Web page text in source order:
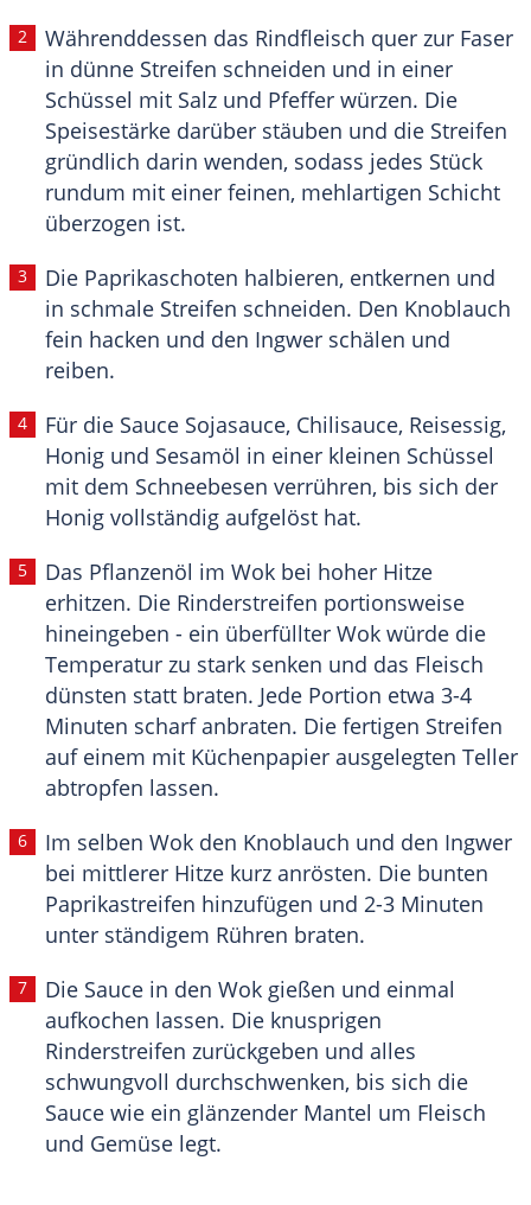
Währenddessen das Rindfleisch quer zur Faser
in dünne Streifen schneiden und in einer
Schüssel mit Salz und Pfeffer würzen. Die
Speisestärke darüber stäuben und die Streifen
gründlich darin wenden, sodass jedes Stück
rundum mit einer feinen, mehlartigen Schicht
überzogen ist.
Die Paprikaschoten halbieren, entkernen und
in schmale Streifen schneiden. Den Knoblauch
fein hacken und den Ingwer schälen und
reiben.
Für die Sauce Sojasauce, Chilisauce, Reisessig,
Honig und Sesamöl in einer kleinen Schüssel
mit dem Schneebesen verrühren, bis sich der
Honig vollständig aufgelöst hat.
Das Pflanzenöl im Wok bei hoher Hitze
erhitzen. Die Rinderstreifen portionsweise
hineingeben - ein überfüllter Wok würde die
Temperatur zu stark senken und das Fleisch
dünsten statt braten. Jede Portion etwa 3-4
Minuten scharf anbraten. Die fertigen Streifen
auf einem mit Küchenpapier ausgelegten Teller
abtropfen lassen.
Im selben Wok den Knoblauch und den Ingwer
bei mittlerer Hitze kurz anrösten. Die bunten
Paprikastreifen hinzufügen und 2-3 Minuten
unter ständigem Rühren braten.
Die Sauce in den Wok gießen und einmal
aufkochen lassen. Die knusprigen
Rinderstreifen zurückgeben und alles
schwungvoll durchschwenken, bis sich die
Sauce wie ein glänzender Mantel um Fleisch
und Gemüse legt.